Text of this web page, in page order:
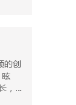
，